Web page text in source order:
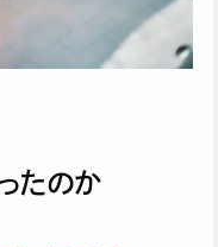
たのか